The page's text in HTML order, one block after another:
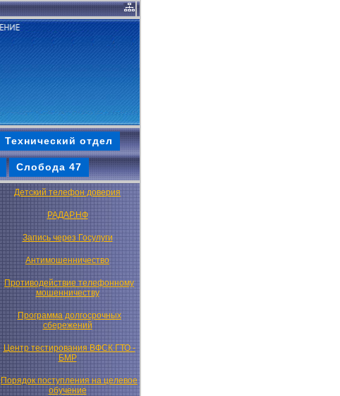
Технический отдел
Слобода 47
Детский телефон доверия
РАДАР.НФ
Запись через Госулуги
Антимошенничество
Противодействие телефонному
мошенничеству
Программа долгосрочных
сбережений
Центр тестирования ВФСК ГТО -
БМР
Порядок поступления на целевое
обучение